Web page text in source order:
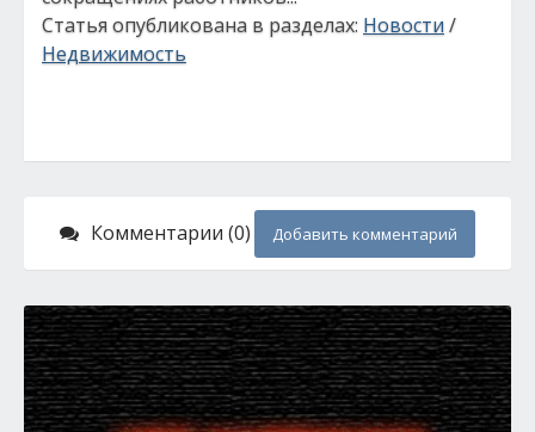
Статья опубликована в разделах: Новости/
Недвижимость
Комментарии (0) Добавить комментарий